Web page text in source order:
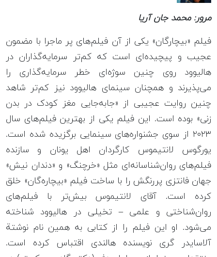
مرور: محمد جان آریا
فیلم «بیچارگان» یکی از آن فیلم‌های پر ماجرا با مضمون
عجیب و پیچیده‌ای است که کم‌تر سرمایه‌گذاران در
هالیوود روی چنین سوژه‌ای خطر سرمایه‌گذاری را
می‌پذیرند و همچنان سینمای هالیوود نیز کم‌تر شاهد
چنین روایت عجیبی از «جابه‌جایی مغز کودک در بدن
زنی» بوده است. این فیلم یکی از بهترین فیلم‌های سال
۲۰۲۳ از سوی جشنواره‌های سینمایی برگزیده شده است.
یورگوس لانتیموس کارگردان اهل یونان و سازنده
فیلم‌های روان‌شناسانه‌ای مثل «خرچنگ» و «دندان نیش»
جهان فانتزی پررنگش را با ساخت فیلم «بیچاره‌گان» خلق
کرده است. آقای لانتیموس بیش‌تر با فیلم‌های
روان‌شناختی و علمی – تخیلی در هالیوود شناخته
می‌شود. او این فیلم را از کتابی به همین نام نوشتة
آلاسایدر گری نویسنده هالندی اقتباس کرده است.